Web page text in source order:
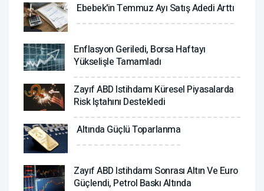
Ebebek'in Temmuz Ayı Satış Adedi Arttı
Enflasyon Geriledi, Borsa Haftayı
Yükselişle Tamamladı
Zayıf ABD Istihdamı Küresel Piyasalarda
Risk Iştahını Destekledi
Altında Güçlü Toparlanma
Zayıf ABD Istihdamı Sonrası Altın Ve Euro
Güçlendi, Petrol Baskı Altında